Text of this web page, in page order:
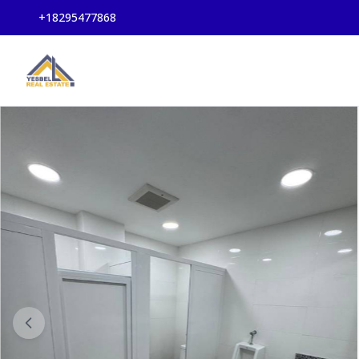
+18295477868